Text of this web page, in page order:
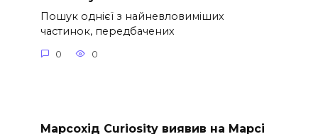
Пошук однієї з найневловиміших
частинок, передбачених
0 0
Марсохід Curiosity виявив на Марсі